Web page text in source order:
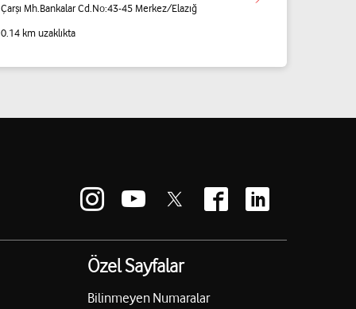
Çarşı Mh.Bankalar Cd.No:43-45 Merkez/Elazığ
0.14 km uzaklıkta
Özel Sayfalar
Bilinmeyen Numaralar